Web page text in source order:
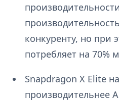
конкуренту, но при
потребляет на 70%
Snapdragon X Elite
производительнее